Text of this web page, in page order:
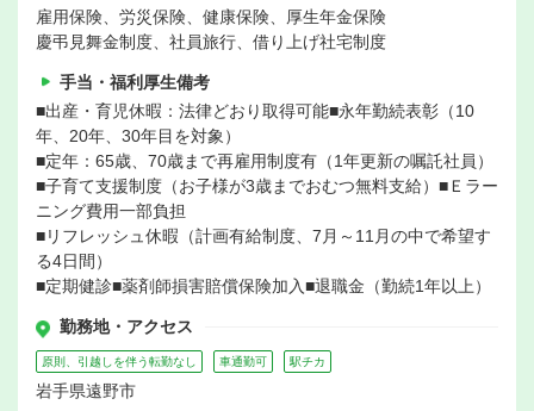
雇用保険、労災保険、健康保険、厚生年金保険
慶弔見舞金制度、社員旅行、借り上げ社宅制度
手当・福利厚生備考
■出産・育児休暇：法律どおり取得可能■永年勤続表彰（10
年、20年、30年目を対象）
■定年：65歳、70歳まで再雇用制度有（1年更新の嘱託社員）
■子育て支援制度（お子様が3歳までおむつ無料支給）■Ｅラー
ニング費用一部負担
■リフレッシュ休暇（計画有給制度、7月～11月の中で希望す
る4日間）
■定期健診■薬剤師損害賠償保険加入■退職金（勤続1年以上）
勤務地・アクセス
原則、引越しを伴う転勤なし 車通勤可 駅チカ
岩手県遠野市